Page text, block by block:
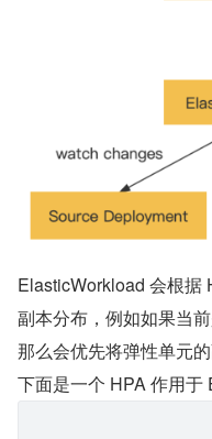
ElasticWorkload 会根据
副本分布，例如如果当
那么会优先将弹性单元的
下面是一个 HPA 作用于